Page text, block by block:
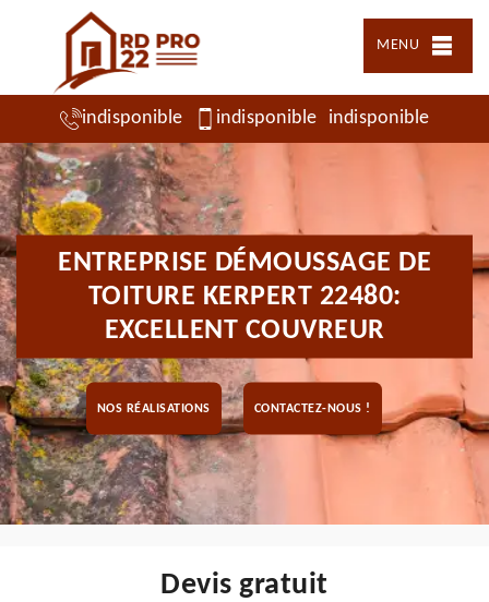
MENU
indisponible indisponible indisponible
ENTREPRISE DÉMOUSSAGE DE
TOITURE KERPERT 22480:
EXCELLENT COUVREUR
NOS RÉALISATIONS CONTACTEZ-NOUS !
Devis gratuit